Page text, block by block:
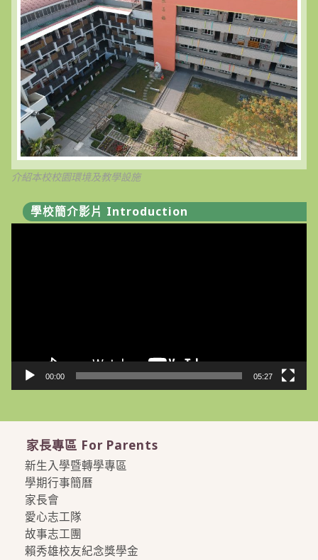
介紹本校校園環境及教學設施
學校簡介影片 Introduction
00:00 05:27
家長專區 For Parents
新生入學暨轉學專區
學期行事簡曆
家長會
愛心志工隊
故事志工團
賴秀雄校友紀念獎學金